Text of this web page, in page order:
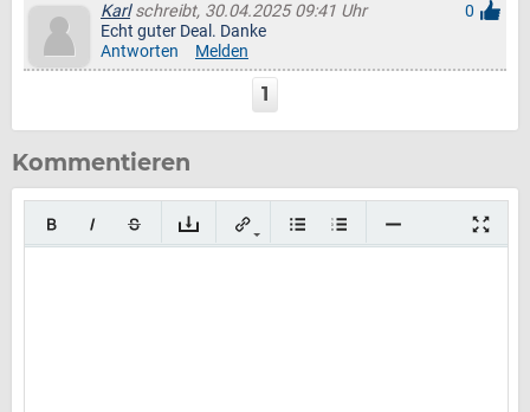
Karlschreibt, 30.04.2025 09:41 Uhr
0
Echt guter Deal. Danke
Antworten
Melden
1
Kommentieren